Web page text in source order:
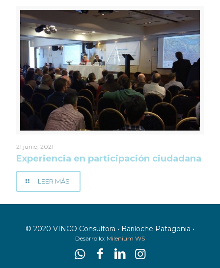
21 junio, 2021
Experiencia en participación ciudadana
LEER MÁS
© 2020 VINCO Consultora • Bariloche Patagonia •
Desarrollo: Milenium WS